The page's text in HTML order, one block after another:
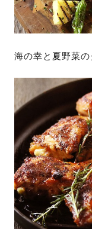
海の幸と夏野菜